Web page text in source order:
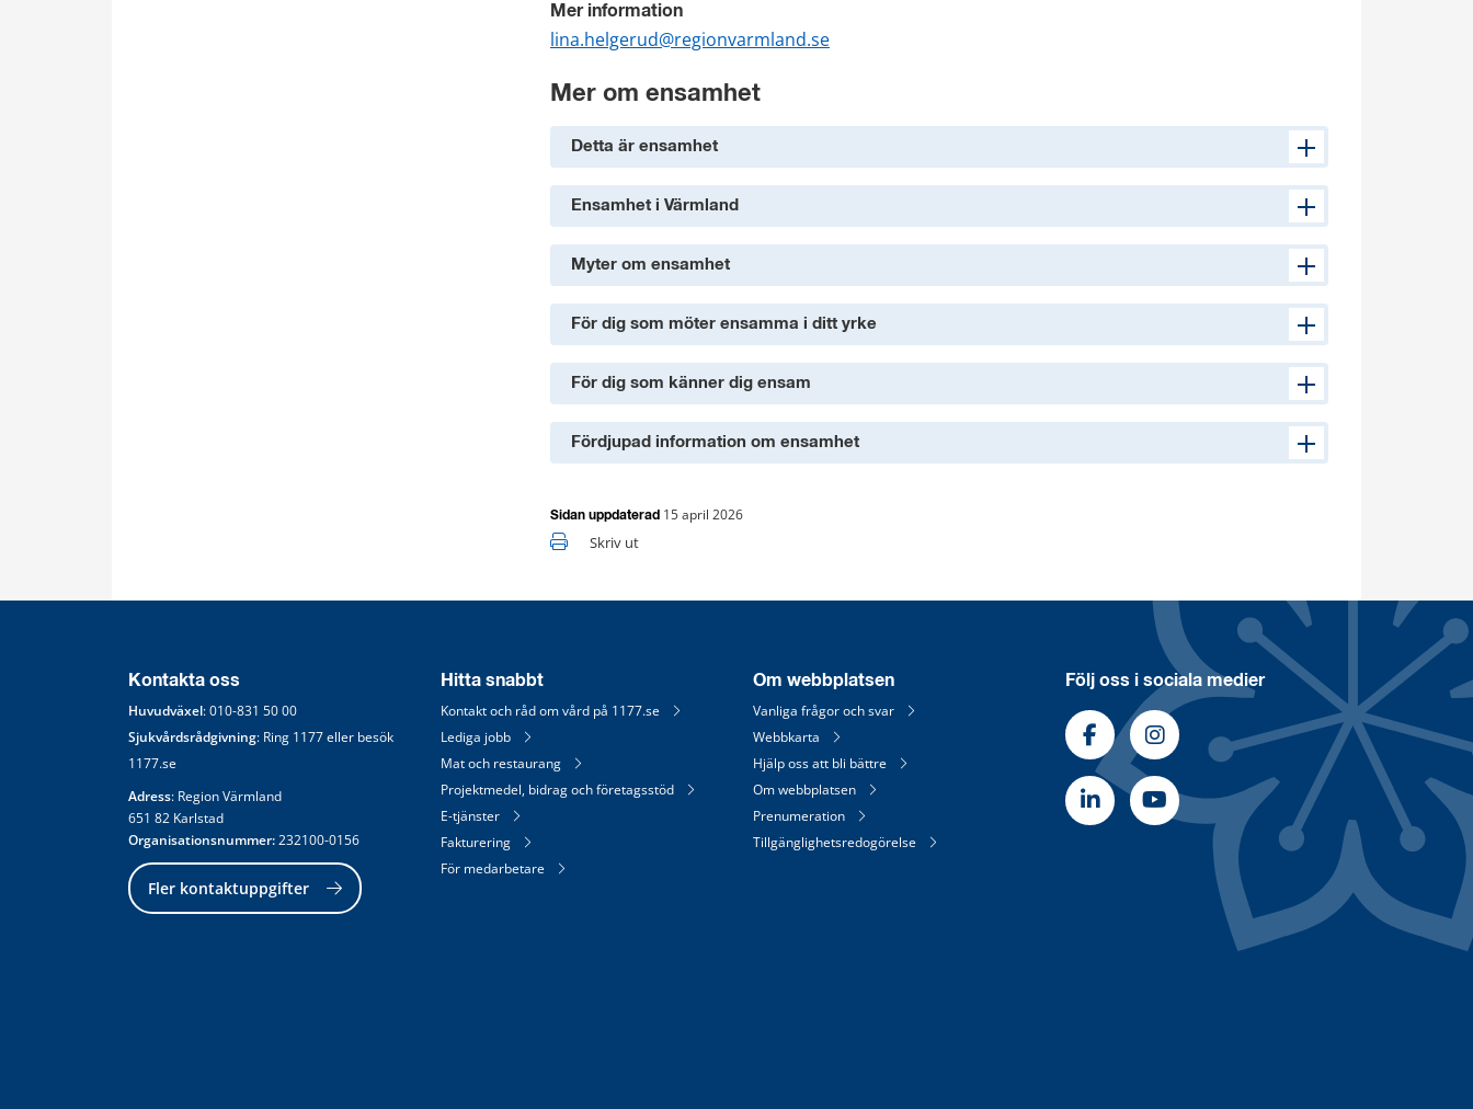
Mer information
lina.helgerud@regionvarmland.se
Mer om ensamhet
Detta är ensamhet
Ensamhet i Värmland
Myter om ensamhet
För dig som möter ensamma i ditt yrke
För dig som känner dig ensam
Fördjupad information om ensamhet
Sidan uppdaterad 15 april 2026
Skriv ut
Kontakta oss
Huvudväxel: 010-831 50 00
Sjukvårdsrådgivning: Ring 1177 eller besök
1177.se
Adress: Region Värmland
651 82 Karlstad
Organisationsnummer: 232100-0156
Fler kontaktuppgifter
Hitta snabbt
Kontakt och råd om vård på 1177.se
Lediga jobb
Mat och restaurang
Projektmedel, bidrag och företagsstöd
E-tjänster
Fakturering
För medarbetare
Om webbplatsen
Vanliga frågor och svar
Webbkarta
Hjälp oss att bli bättre
Om webbplatsen
Prenumeration
Tillgänglighetsredogörelse
Följ oss i sociala medier